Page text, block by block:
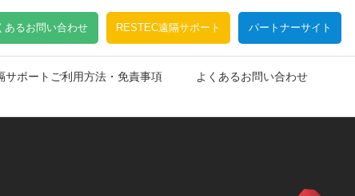
あるお問い合わせ RESTEC遠隔サポート パートナーサイト
サポートご利用方法・免責事項
よくあるお問い合わせ